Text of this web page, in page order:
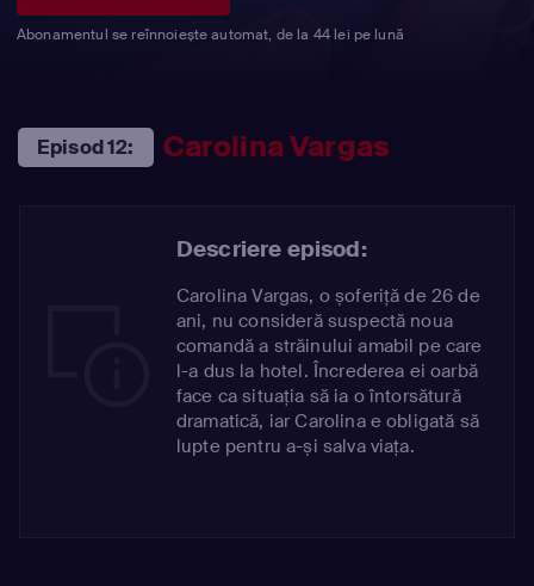
Abonamentul se reînnoiește automat, de la 44 lei pe lună
Episod 12: Carolina Vargas
Descriere episod:
Carolina Vargas, o șoferiță de 26 de
ani, nu consideră suspectă noua
comandă a străinului amabil pe care
l-a dus la hotel. Încrederea ei oarbă
face ca situația să ia o întorsătură
dramatică, iar Carolina e obligată să
lupte pentru a-și salva viața.